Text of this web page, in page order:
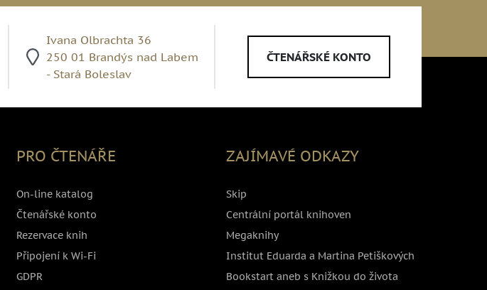
Ivana Olbrachta 36
250 01 Brandýs nad Labem
- Stará Boleslav
ČTENÁŘSKÉ KONTO
PRO ČTENÁŘE
On-line katalog
Čtenářské konto
Rezervace knih
Připojení k Wi-Fi
GDPR
ZAJÍMAVÉ ODKAZY
Skip
Centrální portál knihoven
Megaknihy
Institut Eduarda a Martina Petiškových
Bookstart aneb s Knižkou do života